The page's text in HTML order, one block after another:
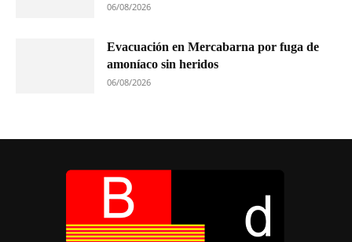
06/08/2026
Evacuación en Mercabarna por fuga de
amoníaco sin heridos
06/08/2026